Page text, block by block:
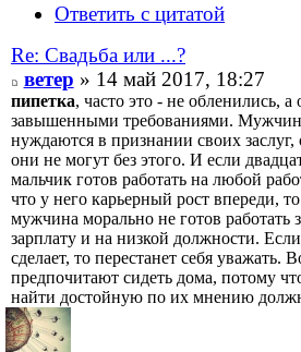
Ответить с цитатой
Re: Свадьба или ...?
ветер » 14 май 2017, 18:27
пипетка, часто это - не обленились, а
завышенными требованиями.
нуждаются в признании своих заслуг,
они не могут без этого. И если
мальчик готов работать на любой
что у него карьерный рост впереди,
мужчина морально не готов работать
зарплату и на низкой должности.
сделает, то перестанет себя уважать.
предпочитают сидеть дома, потому
найти достойную по их мнению